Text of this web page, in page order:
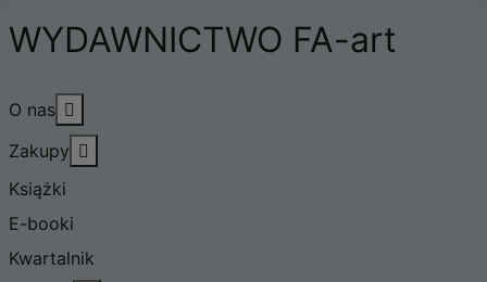
WYDAWNICTWO FA-art
O nas
Zakupy
Książki
E-booki
Kwartalnik